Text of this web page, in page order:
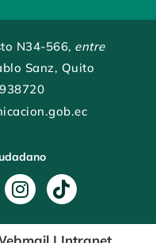
N34-566, entre
Sanz, Quito
I
n
s
T
i
k